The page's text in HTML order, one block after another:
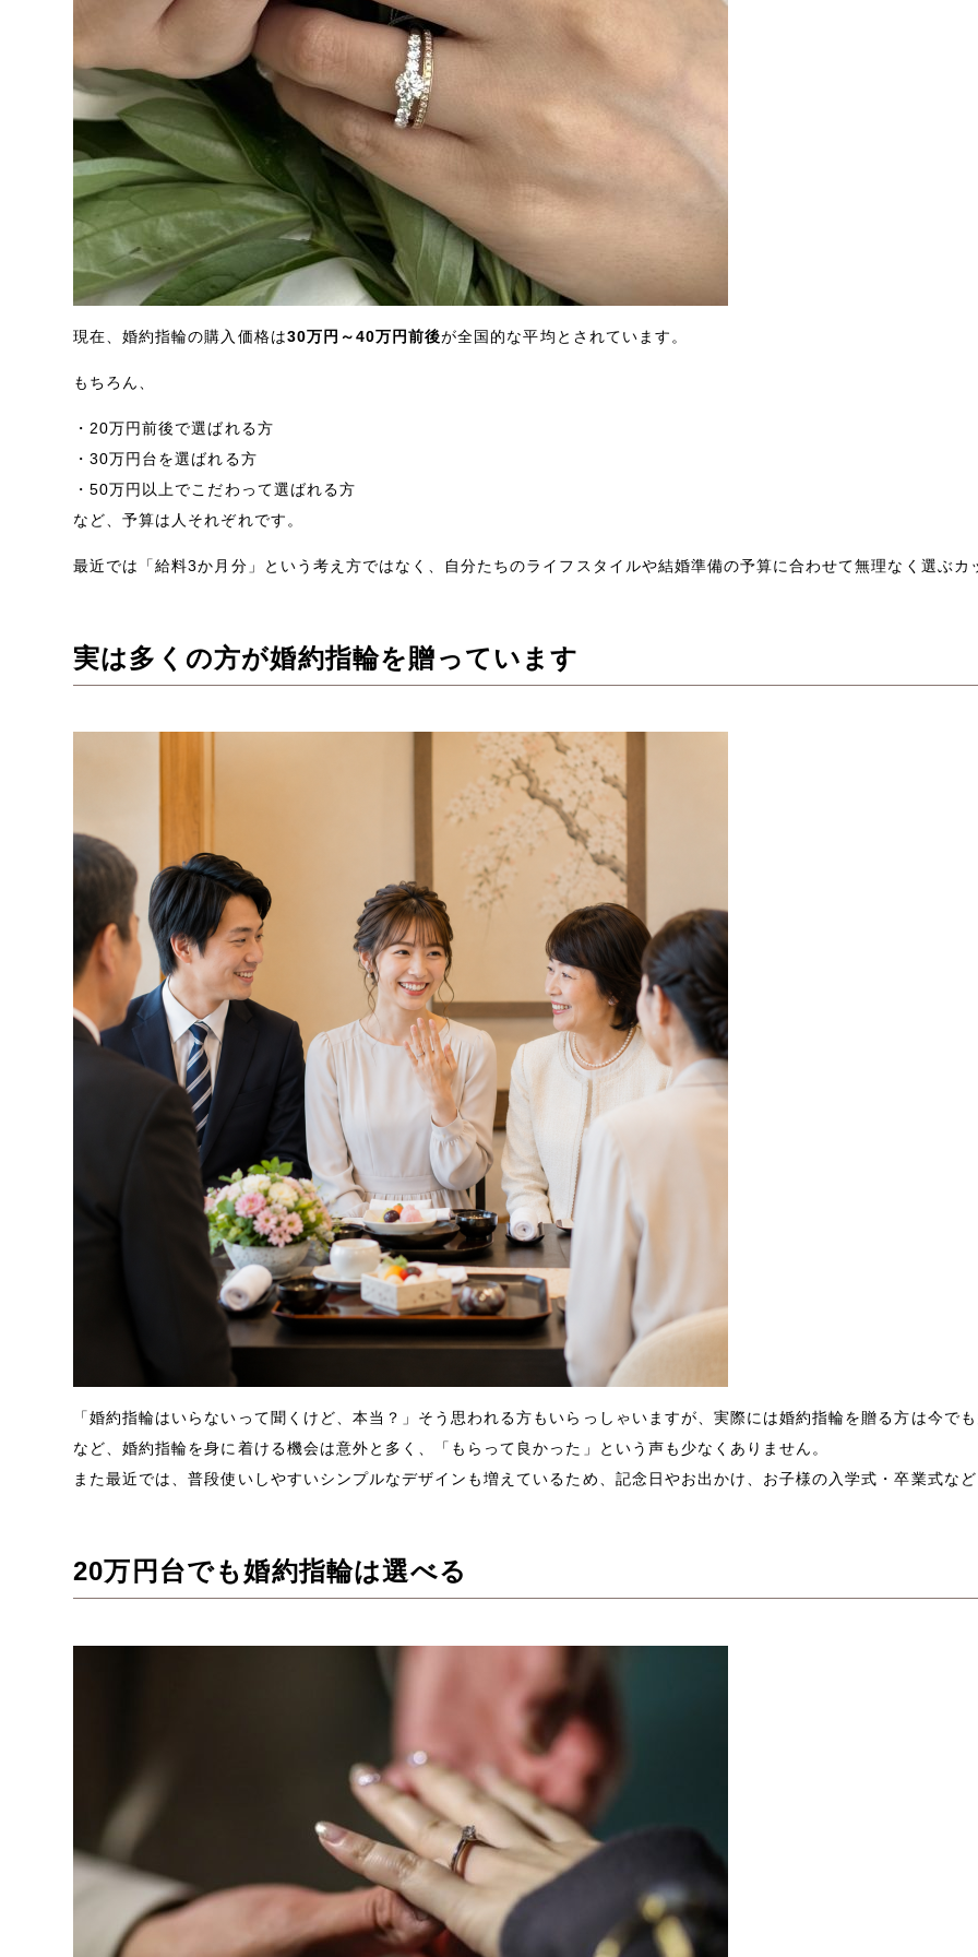
現在、婚約指輪の購入価格は30万円～40万円前後が全国的な平均とされています。
もちろん、
・20万円前後で選ばれる方
・30万円台を選ばれる方
・50万円以上でこだわって選ばれる方
など、予算は人それぞれです。
最近では「給料3か月分」という考え方ではなく、自分たちのライフスタイルや結婚準備の予算に合わせて無理なく選ぶカ
実は多くの方が婚約指輪を贈っています
「婚約指輪はいらないって聞くけど、本当？」そう思われる方もいらっしゃいますが、実際には婚約指輪を贈る方は今で
など、婚約指輪を身に着ける機会は意外と多く、「もらって良かった」という声も少なくありません。
また最近では、普段使いしやすいシンプルなデザインも増えているため、記念日やお出かけ、お子様の入学式・卒業式な
20万円台でも婚約指輪は選べる